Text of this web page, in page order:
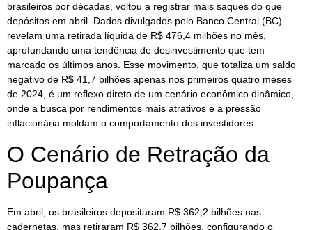
brasileiros por décadas, voltou a registrar mais saques do que
depósitos em abril. Dados divulgados pelo Banco Central (BC)
revelam uma retirada líquida de R$ 476,4 milhões no mês,
aprofundando uma tendência de desinvestimento que tem
marcado os últimos anos. Esse movimento, que totaliza um saldo
negativo de R$ 41,7 bilhões apenas nos primeiros quatro meses
de 2024, é um reflexo direto de um cenário econômico dinâmico,
onde a busca por rendimentos mais atrativos e a pressão
inflacionária moldam o comportamento dos investidores.
O Cenário de Retração da
Poupança
Em abril, os brasileiros depositaram R$ 362,2 bilhões nas
cadernetas, mas retiraram R$ 362,7 bilhões, configurando o